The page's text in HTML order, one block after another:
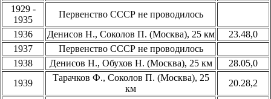
1929 -
1935
Первенство СССР не проводилось
1936
Денисов Н., Соколов П. (Москва), 25 км
23.48,0
1937
Первенство СССР не проводилось
1938
Денисов Н., Обухов Н. (Москва), 25 км
28.05,0
1939
Тарачков Ф., Соколов П. (Москва), 25
км
20.28,2